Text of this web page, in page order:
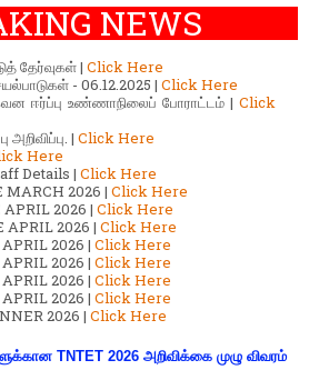
NEWS
தேர்வுகள் | Click Here
- 06.12.2025 | Click Here
ஈர்ப்பு உண்ணாநிலைப் போராட்டம் | Click
| Click Here
Here
Details | Click Here
MARCH 2026 | Click Here
APRIL 2026 | Click Here
APRIL 2026 | Click Here
2026 | Click Here
2026 | Click Here
2026 | Click Here
2026 | Click Here
2026 | Click Here
TNTET 2026 அறிவிக்கை முழு விவரம்